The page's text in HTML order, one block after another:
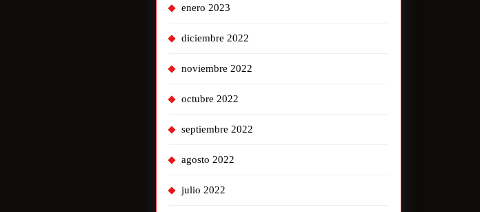
enero 2023
diciembre 2022
noviembre 2022
octubre 2022
septiembre 2022
agosto 2022
julio 2022